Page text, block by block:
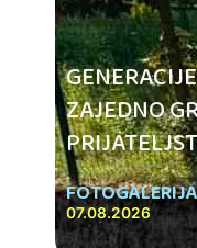
ZAJEDNO
FOTOGALERIJA
07.08.2026